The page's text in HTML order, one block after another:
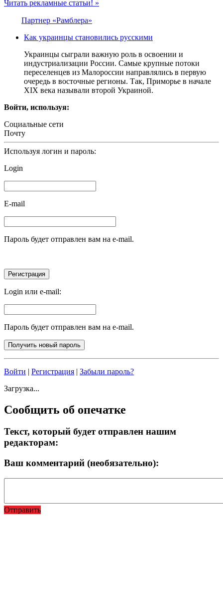
Читать рекламные статьи! »
Партнер «Рамблера»
Как украинцы становились русскими
Украинцы сыграли важную роль в освоении и
индустриализации России. Самые крупные потоки
переселенцев из Малороссии направлялись в первую
очередь в восточные регионы. Так, Приморье в начале
XIX века называли второй Украиной.
Войти, используя:
Социальные сети
Почту
Используя логин и пароль:
Login
E-mail
Пароль будет отправлен вам на e-mail.
Login или e-mail:
Пароль будет отправлен вам на e-mail.
Войти | Регистрация | Забыли пароль?
Загрузка...
Сообщить об опечатке
Текст, который будет отправлен нашим
редакторам:
Ваш комментарий (необязательно):
Отправить